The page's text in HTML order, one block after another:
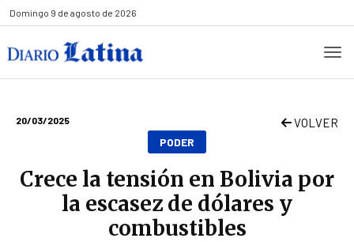
Domingo 9 de agosto de 2026
20/03/2025 VOLVER
PODER
Crece la tensión en Bolivia por
la escasez de dólares y
combustibles